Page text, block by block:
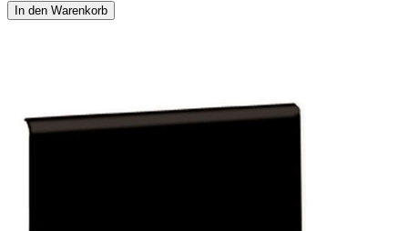
In den Warenkorb